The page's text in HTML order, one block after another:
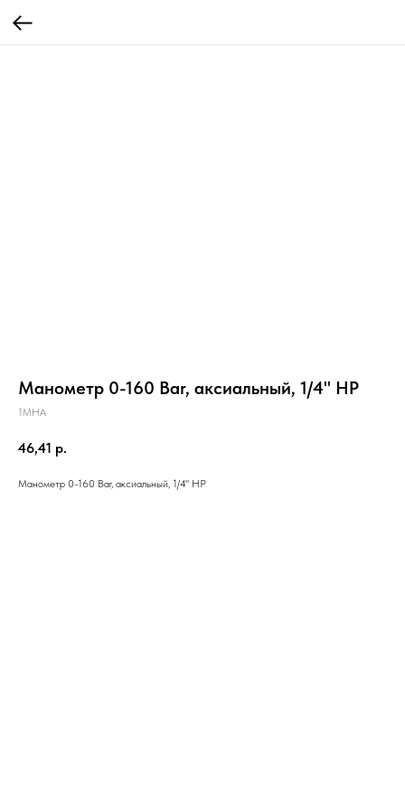
Манометр 0-160 Bar, аксиальный, 1/4" НР
1MHA
46,41 р.
Манометр 0-160 Bar, аксиальный, 1/4" НР